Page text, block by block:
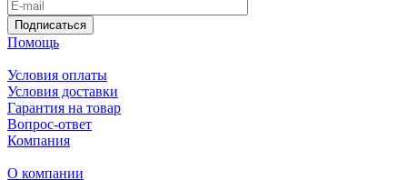
Подписаться
Помощь
Условия оплаты
Условия доставки
Гарантия на товар
Вопрос-ответ
Компания
О компании